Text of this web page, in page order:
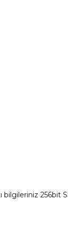
bilgileriniz 256bit